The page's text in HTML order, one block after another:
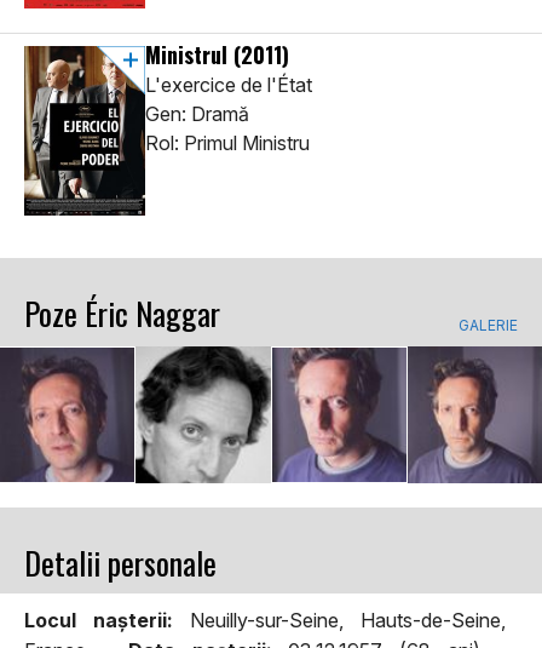
Ministrul (2011)
L'exercice de l'État
Gen: Dramă
Rol: Primul Ministru
Poze Éric Naggar GALERIE
Detalii personale
Locul naşterii: Neuilly-sur-Seine, Hauts-de-Seine,